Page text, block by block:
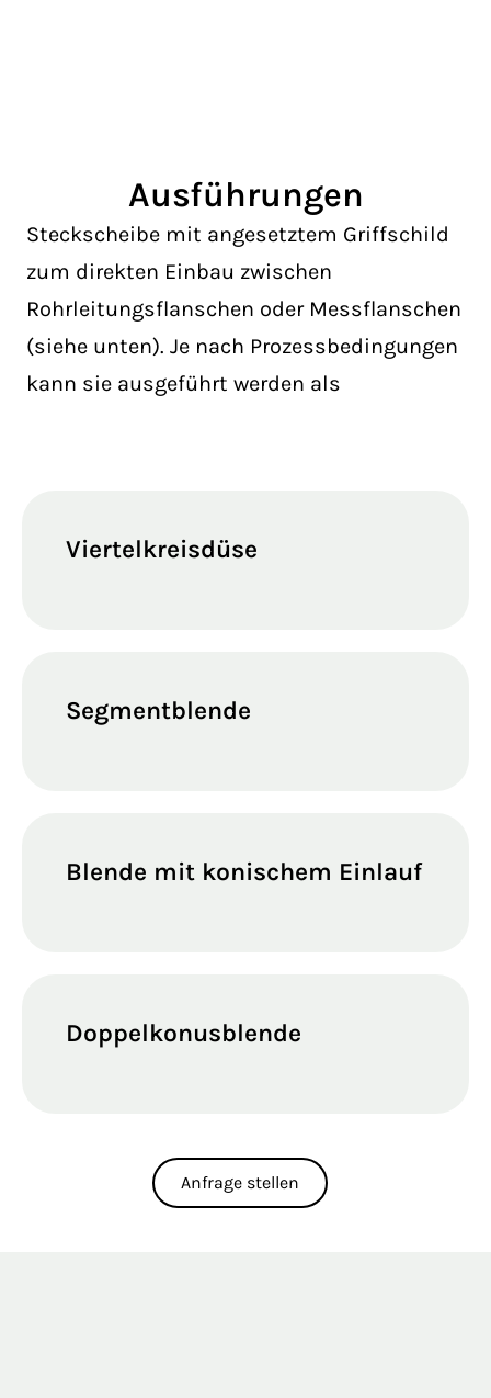
Ausführungen
Steckscheibe mit angesetztem Griffschild
zum direkten Einbau zwischen
Rohrleitungsflanschen oder Messflanschen
(siehe unten). Je nach Prozessbedingungen
kann sie ausgeführt werden als
Viertelkreisdüse
Segmentblende
Blende mit konischem Einlauf
Doppelkonusblende
Anfrage stellen